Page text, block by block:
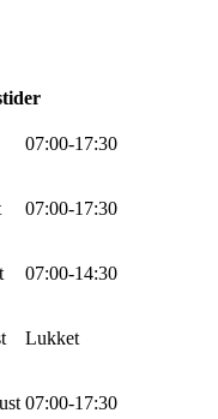
07:00-17:30
07:00-17:30
07:00-14:30
Lukket
07:00-17:30